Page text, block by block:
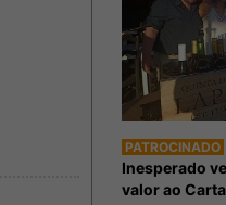
PATROCINADO
Inesperado
valor ao